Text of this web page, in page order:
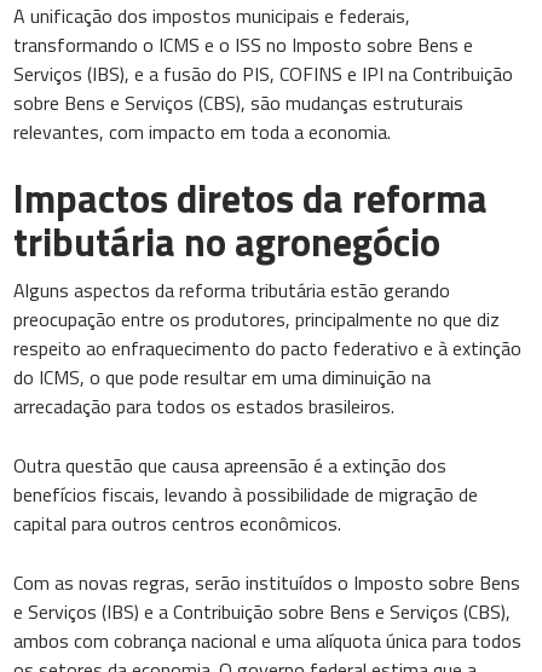
A unificação dos impostos municipais e federais,
transformando o ICMS e o ISS no Imposto sobre Bens e
Serviços (IBS), e a fusão do PIS, COFINS e IPI na Contribuição
sobre Bens e Serviços (CBS), são mudanças estruturais
relevantes, com impacto em toda a economia.
Impactos diretos da reforma
tributária no agronegócio
Alguns aspectos da reforma tributária estão gerando
preocupação entre os produtores, principalmente no que diz
respeito ao enfraquecimento do pacto federativo e à extinção
do ICMS, o que pode resultar em uma diminuição na
arrecadação para todos os estados brasileiros.
Outra questão que causa apreensão é a extinção dos
benefícios fiscais, levando à possibilidade de migração de
capital para outros centros econômicos.
Com as novas regras, serão instituídos o Imposto sobre Bens
e Serviços (IBS) e a Contribuição sobre Bens e Serviços (CBS),
ambos com cobrança nacional e uma alíquota única para todos